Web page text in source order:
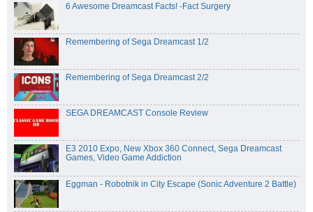
6 Awesome Dreamcast Facts! -Fact Surgery
Remembering of Sega Dreamcast 1/2
Remembering of Sega Dreamcast 2/2
SEGA DREAMCAST Console Review
E3 2010 Expo, New Xbox 360 Connect, Sega Dreamcast
Games, Video Game Addiction
Eggman - Robotnik in City Escape (Sonic Adventure 2 Battle)